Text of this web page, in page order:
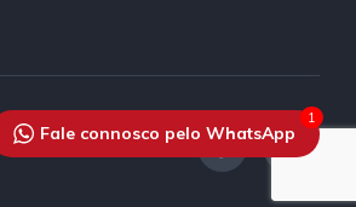
Fale connosco pelo WhatsApp
1